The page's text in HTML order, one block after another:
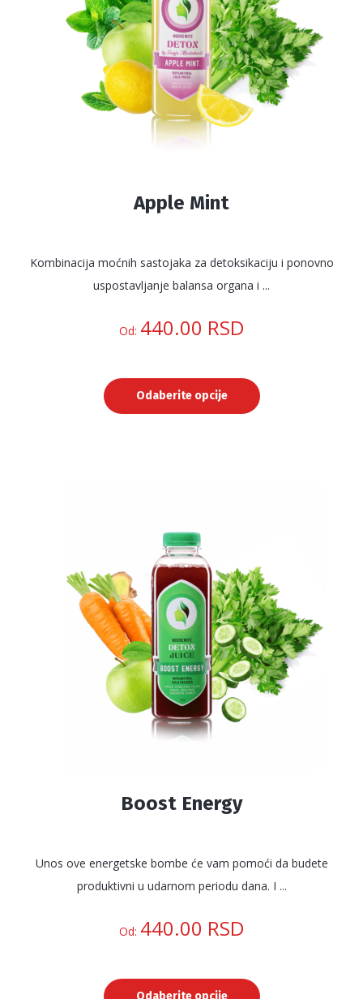
izabrane
na
stranici
proizvoda.
Apple Mint
Kombinacija moćnih sastojaka za detoksikaciju i ponovno
uspostavljanje balansa organa i ...
Od: 440.00 RSD
Odaberite opcije
Opcije
mogu
biti
izabrane
na
stranici
proizvoda.
Boost Energy
Unos ove energetske bombe će vam pomoći da budete
produktivni u udarnom periodu dana. I ...
Od: 440.00 RSD
Odaberite opcije